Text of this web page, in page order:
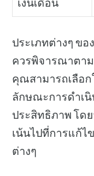
ประเภทต่างๆ ข
ควรพิจารณาตา
คุณสามารถเลือ
ลักษณะการดำเ
ประสิทธิภาพ โด
เน้นไปที่การแก้
ต่างๆ